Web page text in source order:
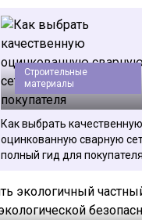
Строительные
материалы
Как выбрать качественную
оцинкованную сварную
полный гид для покупателя